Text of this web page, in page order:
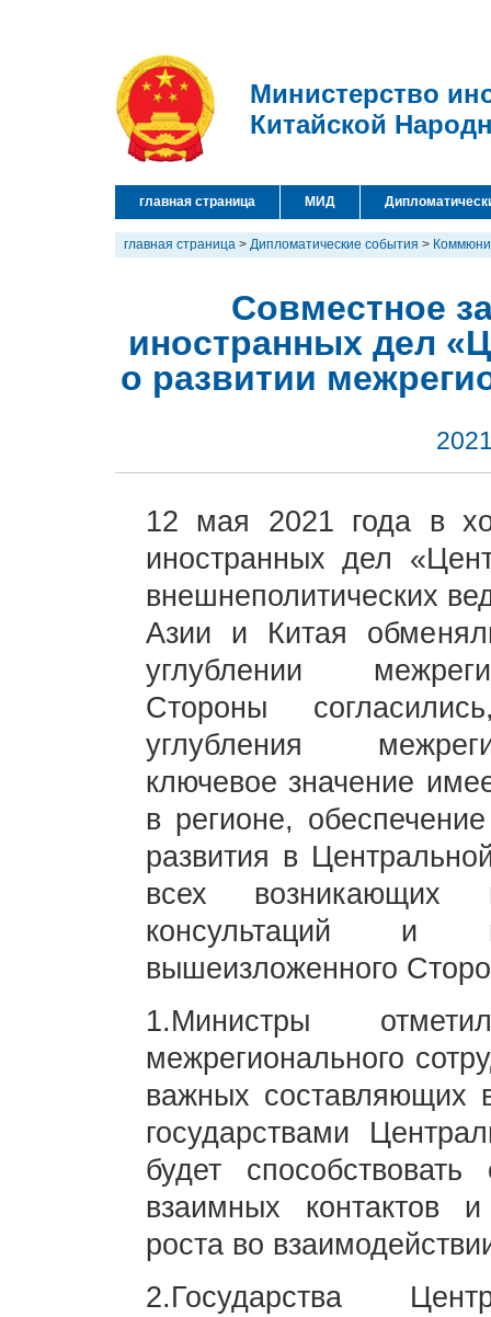
Министерство
Китайской
главная страница МИД
главная страница > Дипломатические события >
Совместное
иностранных дел
о развитии
12 мая 2021 года в
иностранных дел
внешнеполитических
Азии и Китая
углублении
Стороны
углубления
ключевое значение
в регионе,
развития в
всех возникающих
консультаций и
вышеизложенного
1.Министры
межрегионального
важных составляющих
государствами
будет
взаимных контактов
роста во
2.Государства